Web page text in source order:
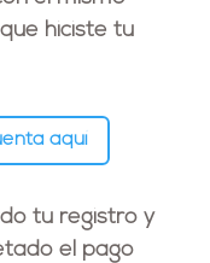
hiciste tu
aquí
tu registro y
el pago